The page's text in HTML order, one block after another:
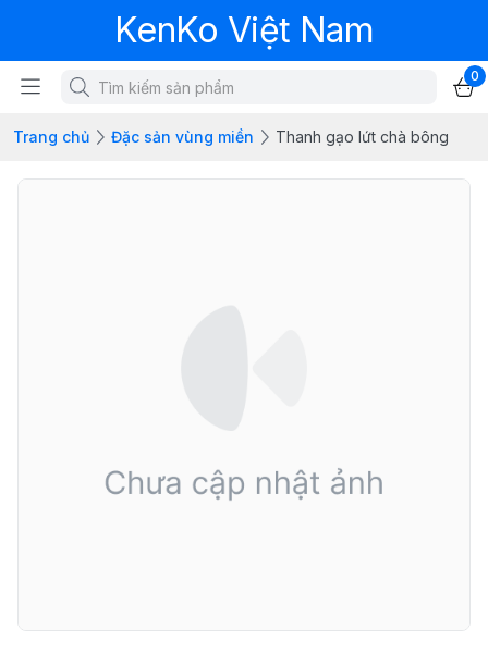
KenKo Việt Nam
0
Trang chủ Đặc sản vùng miền Thanh gạo lứt chà bông